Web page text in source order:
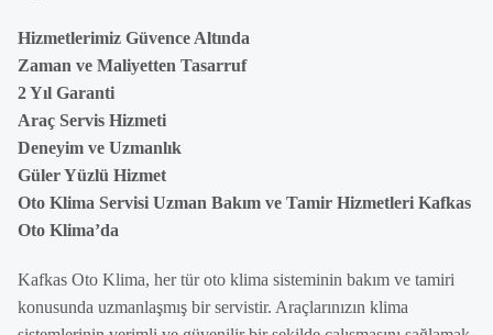
Hizmetlerimiz Güvence Altında
Zaman ve Maliyetten Tasarruf
2 Yıl Garanti
Araç Servis Hizmeti
Deneyim ve Uzmanlık
Güler Yüzlü Hizmet
Oto Klima Servisi Uzman Bakım ve Tamir Hizmetleri Kafkas
Oto Klima’da
Kafkas Oto Klima, her tür oto klima sisteminin bakım ve tamiri
konusunda uzmanlaşmış bir servistir. Araçlarınızın klima